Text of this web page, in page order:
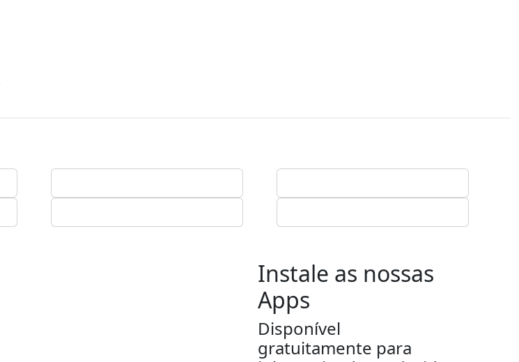
Instale as nossas
Apps
Disponível
gratuitamente para